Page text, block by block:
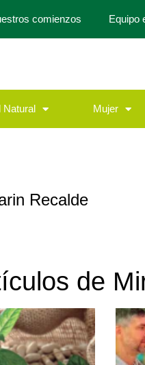
comienzos Equipo
Natural Mujer
Recalde
de